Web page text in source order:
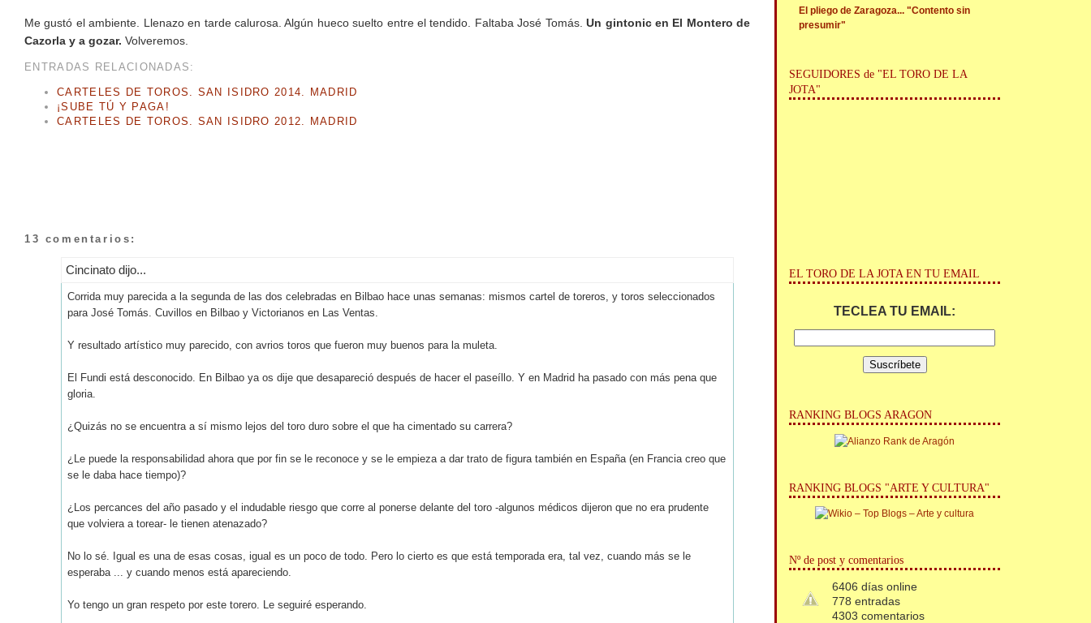
Me gustó el ambiente. Llenazo en tarde calurosa. Algún hueco suelto entre el tendido. Faltaba José Tomás.Un gintonic en El Montero de
Cazorla y a gozar. Volveremos.
ENTRADAS RELACIONADAS:
CARTELES DE TOROS. SAN ISIDRO 2014. MADRID
¡SUBE TÚ Y PAGA!
CARTELES DE TOROS. SAN ISIDRO 2012. MADRID
13 comentarios:
Cincinato dijo...
Corrida muy parecida a la segunda de las dos celebradas en Bilbao hace unas semanas: mismos cartel de toreros, y toros seleccionados
para José Tomás. Cuvillos en Bilbao y Victorianos en Las Ventas.
Y resultado artístico muy parecido, con avrios toros que fueron muy buenos para la muleta.
El Fundi está desconocido. En Bilbao ya os dije que desapareció después de hacer el paseíllo. Y en Madrid ha pasado con más pena que
gloria.
¿Quizás no se encuentra a sí mismo lejos del toro duro sobre el que ha cimentado su carrera?
¿Le puede la responsabilidad ahora que por fin se le reconoce y se le empieza a dar trato de figura también en España (en Francia creo que
se le daba hace tiempo)?
¿Los percances del año pasado y el indudable riesgo que corre al ponerse delante del toro -algunos médicos dijeron que no era prudente
que volviera a torear- le tienen atenazado?
No lo sé. Igual es una de esas cosas, igual es un poco de todo. Pero lo cierto es que está temporada era, tal vez, cuando más se le
esperaba ... y cuando menos está apareciendo.
Yo tengo un gran respeto por este torero. Le seguiré esperando.
El pliego de Zaragoza... "Contento sin
presumir"
SEGUIDORES de "EL TORO DE LA
JOTA"
EL TORO DE LA JOTA EN TU EMAIL
TECLEA TU EMAIL:
RANKING BLOGS ARAGON
RANKING BLOGS "ARTE Y CULTURA"
Nº de post y comentarios
6406 días online
778 entradas
4303 comentarios